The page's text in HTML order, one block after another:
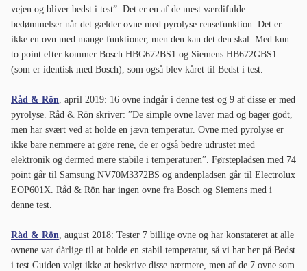
vejen og bliver bedst i test”. Det er en af de mest værdifulde
bedømmelser når det gælder ovne med pyrolyse rensefunktion. Det er
ikke en ovn med mange funktioner, men den kan det den skal. Med kun
to point efter kommer Bosch HBG672BS1 og Siemens HB672GBS1
(som er identisk med Bosch), som også blev kåret til Bedst i test.
Råd & Rön , april 2019: 16 ovne indgår i denne test og 9 af disse er med
pyrolyse. Råd & Rön skriver: ”De simple ovne laver mad og bager godt,
men har svært ved at holde en jævn temperatur. Ovne med pyrolyse er
ikke bare nemmere at gøre rene, de er også bedre udrustet med
elektronik og dermed mere stabile i temperaturen”. Førstepladsen med 74
point går til Samsung NV70M3372BS og andenpladsen går til Electrolux
EOP601X. Råd & Rön har ingen ovne fra Bosch og Siemens med i
denne test.
Råd & Rön , august 2018: Tester 7 billige ovne og har konstateret at alle
ovnene var dårlige til at holde en stabil temperatur, så vi har her på Bedst
i test Guiden valgt ikke at beskrive disse nærmere, men af de 7 ovne som